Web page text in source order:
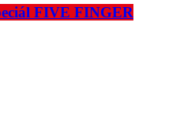
FIVE FINGER